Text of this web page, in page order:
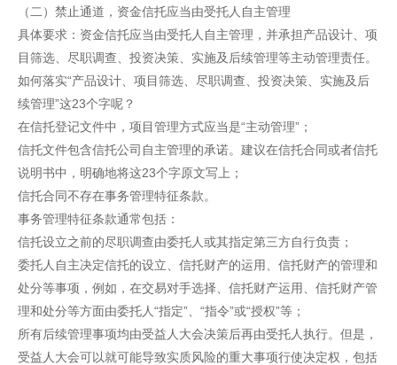
（二）禁止通道，资金信托应当由受托人自主管理
具体要求：资金信托应当由受托人自主管理，并承担产品设计、项
目筛选、尽职调查、投资决策、实施及后续管理等主动管理责任。
如何落实“产品设计、项目筛选、尽职调查、投资决策、实施及后
续管理”这23个字呢？
在信托登记文件中，项目管理方式应当是“主动管理”；
信托文件包含信托公司自主管理的承诺。建议在信托合同或者信托
说明书中，明确地将这23个字原文写上；
信托合同不存在事务管理特征条款。
事务管理特征条款通常包括：
信托设立之前的尽职调查由委托人或其指定第三方自行负责；
委托人自主决定信托的设立、信托财产的运用、信托财产的管理和
处分等事项，例如，在交易对手选择、信托财产运用、信托财产管
理和处分等方面由委托人“指定”、“指令”或“授权”等；
所有后续管理事项均由受益人大会决策后再由受托人执行。但是，
受益人大会可以就可能导致实质风险的重大事项行使决定权，包括